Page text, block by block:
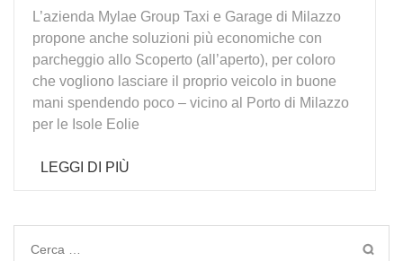
L’azienda Mylae Group Taxi e Garage di Milazzo
propone anche soluzioni più economiche con
parcheggio allo Scoperto (all’aperto), per coloro
che vogliono lasciare il proprio veicolo in buone
mani spendendo poco – vicino al Porto di Milazzo
per le Isole Eolie
LEGGI DI PIÙ
Ricerca